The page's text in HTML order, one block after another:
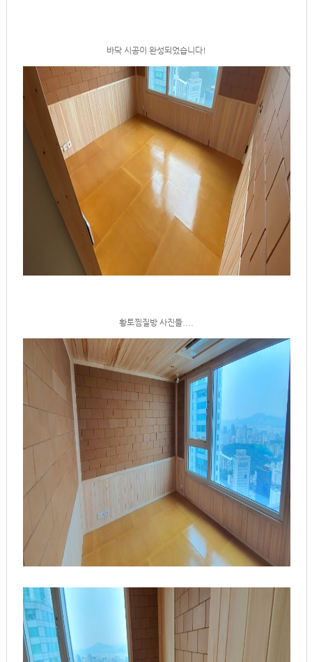
바닥 시공이 완성되었습니다!
황토찜질방 사진들....